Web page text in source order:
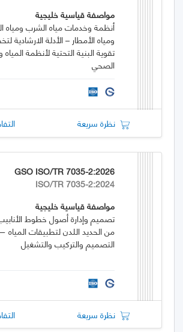
مواصفة قياسية خليجية
أنظمة وخدمات مياه الشرب
ومياه الأمطار – الأدلة الارشادية
تقوية البنية التحتية لأنظمة
الصحي
نظرة سريعة
GSO ISO/TR 7035-2:2026
ISO/TR 7035-2:2024
مواصفة قياسية خليجية
تصميم وإدارة أصول خطوط
التصميم والتركيب والتشغيل
نظرة سريعة